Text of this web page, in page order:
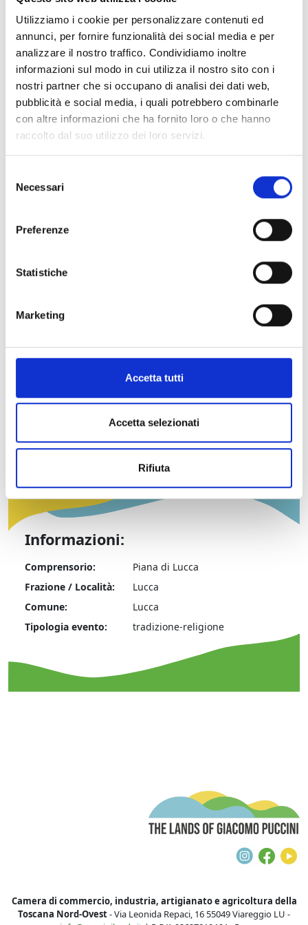
Utilizziamo i cookie per personalizzare contenuti ed
annunci, per fornire funzionalità dei social media e per
analizzare il nostro traffico. Condividiamo inoltre
informazioni sul modo in cui utilizza il nostro sito con i
nostri partner che si occupano di analisi dei dati web,
pubblicità e social media, i quali potrebbero combinarle
con altre informazioni che ha fornito loro o che hanno
raccolto dal suo utilizzo dei loro servizi.
delNecessari
Preferenze
Statistiche
Marketing
Accetta tutti
Accetta selezionati
Rifiuta
Processione del Gesù Morto
Coreglia Antelminelli, chiesa di San Rocco, ore 20.30, Via
Crucis
Corsanico (Massarosa), ore 21.00, Via Crucis per le vie
del paese
Lucca, piazza Anfiteatro, ore 21.00, Via Crucis
Marlia (Capannori) chiesa parrocchiale, ore 20.30,
Processione Triennale del Gesù Morto.
Minucciano, Gramolazzo, ore 20.30-21.00, Via Crucis
Pieve a Elici (Massarosa), loc. Luciano, chiesa
Riana (Fosciandora), dalle ore 20.30, Rappresentazione
San Pietro in Campo ( Barga), ore 21.00, chiesa
Triennale del Gesù Morto
Programma completo della manifestazione o
Informazioni:
Comprensorio:
Piana di Lucca
Frazione / Località:
Lucca
Comune:
Lucca
Tipologia evento:
tradizione-religione
Camera di commercio, industria, artigianato e agricoltura della
Toscana Nord-Ovest- Via Leonida Repaci, 16 55049 Viareggio LU -